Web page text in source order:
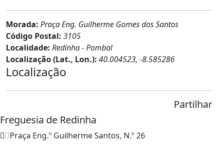
Morada: Praça Eng. Guilherme Gomes dos Santos
Código Postal: 3105
Localidade: Redinha - Pombal
Localização (Lat., Lon.): 40.004523, -8.585286
Localização
Partilhar
Freguesia de Redinha
Praça Eng.º Guilherme Santos, N.º 26